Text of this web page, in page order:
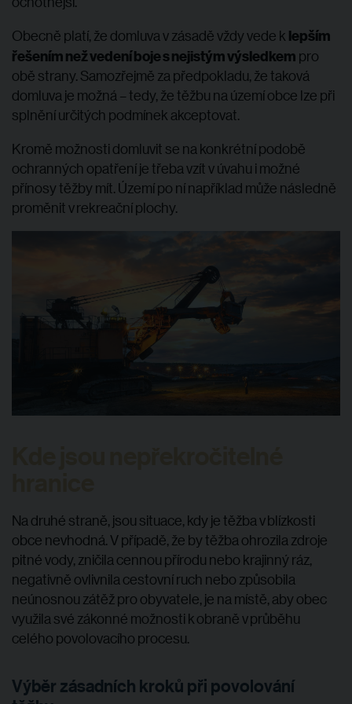
Obecně platí, že domluva v zásadě vždy vede k lepším
řešením než vedení boje s nejistým výsledkem pro
obě strany. Samozřejmě za předpokladu, že taková
domluva je možná – tedy, že těžbu na území obce lze při
splnění určitých podmínek akceptovat.
Kromě možnosti domluvit se na konkrétní podobě
ochranných opatření je třeba vzít v úvahu i možné
přínosy těžby mít. Území po ní například může následně
proměnit v rekreační plochy.
Na druhé straně, jsou situace, kdy je těžba v blízkosti
obce nevhodná. V případě, že by těžba ohrozila zdroje
pitné vody, zničila cennou přírodu nebo krajinný ráz,
negativně ovlivnila cestovní ruch nebo způsobila
neúnosnou zátěž pro obyvatele, je na místě, aby obec
využila své zákonné možnosti k obraně v průběhu
celého povolovacího procesu.
Výběr zásadních kroků při povolování